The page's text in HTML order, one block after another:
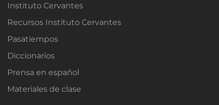
Instituto Cervantes
Recursos Instituto Cervantes
Pasatiempos
Diccionarios
Prensa en español
Materiales de clase